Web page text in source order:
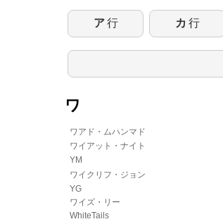
ア 行 カ 行
ワ
ワアド・ムハンマド
ワイアット・ナイト
YM
ワイクリフ・ジョン
YG
ワイズ・リー
WhiteTails